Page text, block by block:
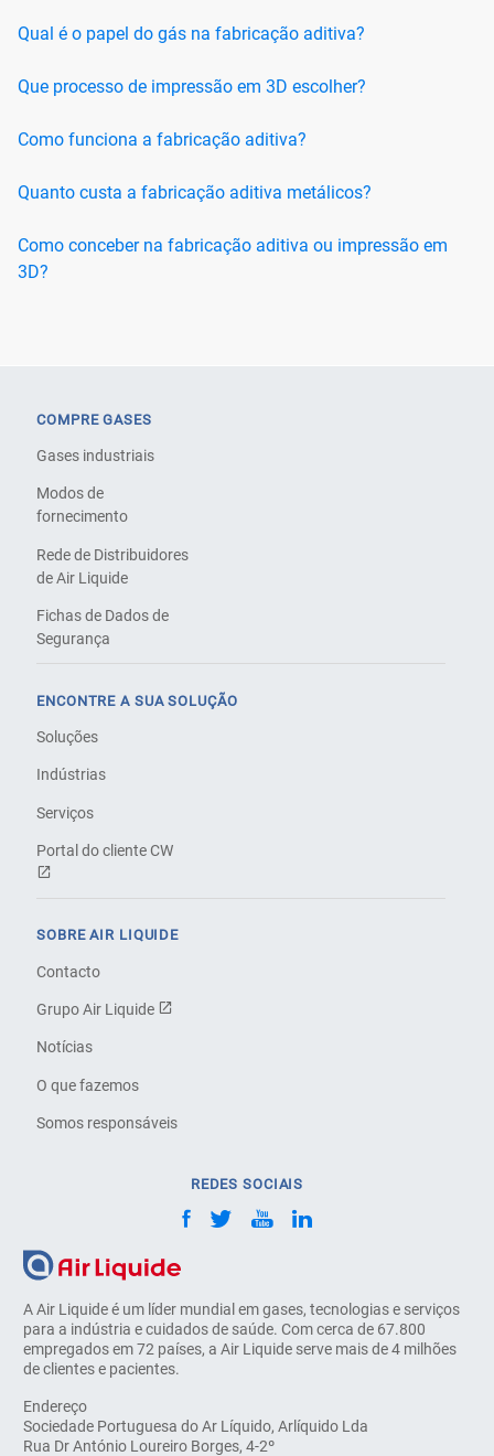
Qual é o papel do gás na fabricação aditiva?
Que processo de impressão em 3D escolher?
Como funciona a fabricação aditiva?
Quanto custa a fabricação aditiva metálicos?
Como conceber na fabricação aditiva ou impressão em
3D?
A Air Liquide é um líder mundial em gases, tecnologias e serviços
para a indústria e cuidados de saúde. Com cerca de 67.800
empregados em 72 países, a Air Liquide serve mais de 4 milhões
de clientes e pacientes.
Endereço
Sociedade Portuguesa do Ar Líquido, Arlíquido Lda
Rua Dr António Loureiro Borges, 4-2º
COMPRE GASES
Gases industriais
Modos de
fornecimento
Rede de Distribuidores
de Air Liquide
Fichas de Dados de
Segurança
ENCONTRE A SUA SOLUÇÃO
Soluções
Indústrias
Serviços
Portal do cliente CW
SOBRE AIR LIQUIDE
Contacto
Grupo Air Liquide
Notícias
O que fazemos
Somos responsáveis
REDES SOCIAIS